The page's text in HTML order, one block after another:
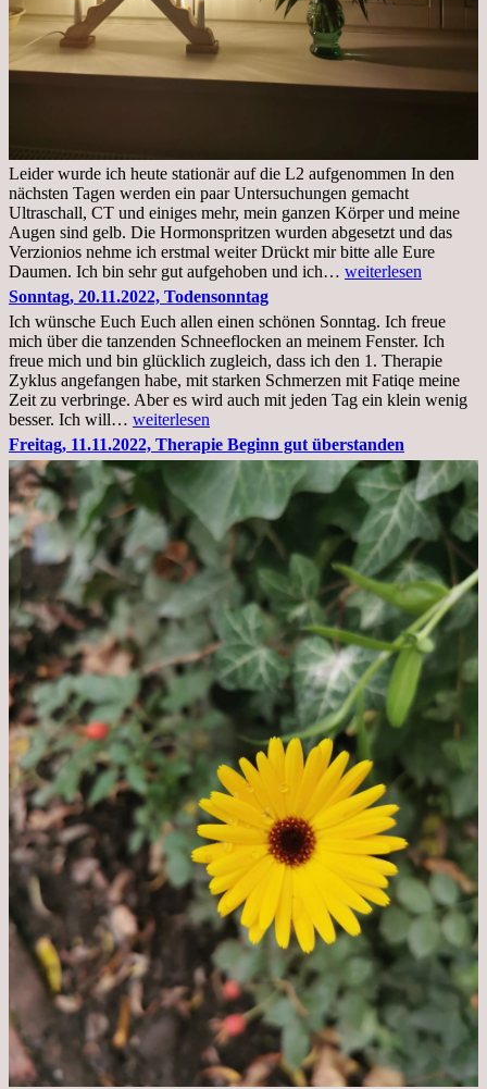
Leider wurde ich heute stationär auf die L2 aufgenommen In den
nächsten Tagen werden ein paar Untersuchungen gemacht
Ultraschall, CT und einiges mehr, mein ganzen Körper und meine
Augen sind gelb. Die Hormonspritzen wurden abgesetzt und das
Verzionios nehme ich erstmal weiter Drückt mir bitte alle Eure
Daumen. Ich bin sehr gut aufgehoben und ich… Mittwoch.
Krankenhaus
stationär
weiterlesen
Sonntag, 20.11.2022, Todensonntag
Ich wünsche Euch Euch allen einen schönen Sonntag. Ich freue
mich über die tanzenden Schneeflocken an meinem Fenster. Ich
freue mich und bin glücklich zugleich, dass ich den 1. Therapie
Zyklus angefangen habe, mit starken Schmerzen mit Fatiqe meine
Zeit zu verbringe. Aber es wird auch mit jeden Tag ein klein wenig
besser. Ich will… Sonntag,
20.11.2022,
Todensonntag
weiterlesen
Freitag, 11.11.2022, Therapie Beginn gut überstanden